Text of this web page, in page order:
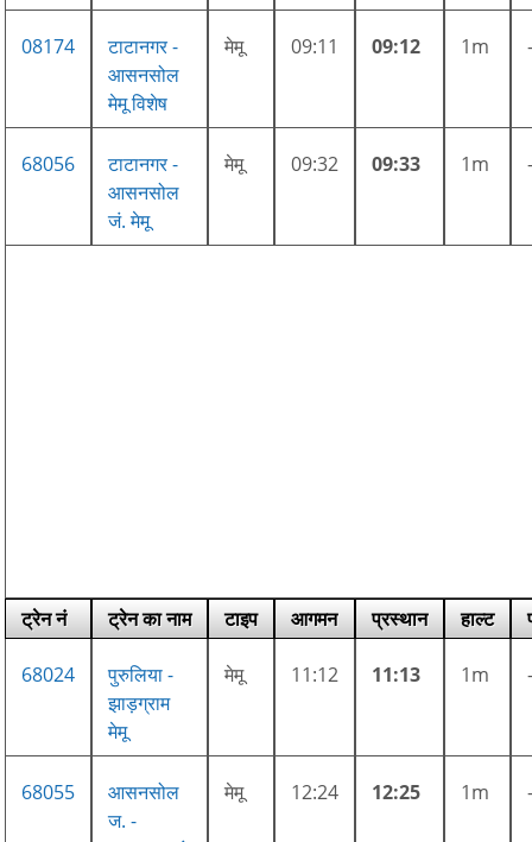
08174
टाटानगर -
आसनसोल
मेमू विशेष
मेमू 09:11 09:12 1m
68056
टाटानगर -
आसनसोल
जं. मेमू
मेमू 09:32 09:33 1m
ट्रेन नं ट्रेन का नाम टाइप आगमन प्रस्थान हाल्ट
68024
पुरुलिया -
झाड़ग्राम
मेमू
मेमू 11:12 11:13 1m
68055
आसनसोल
ज. -
मेमू 12:24 12:25 1m